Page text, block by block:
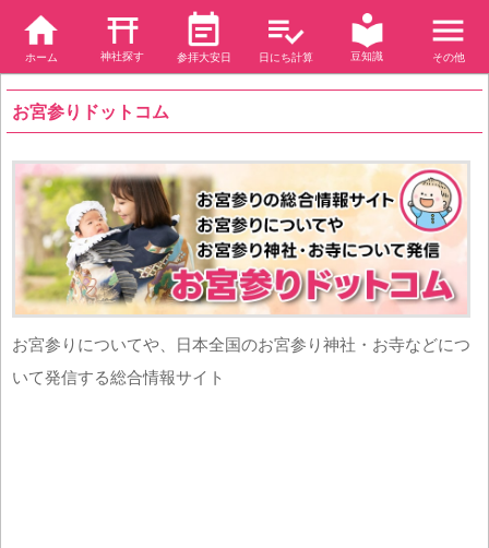
ホーム 神社探す 参拝大安日 日にち計算 豆知識 その他
お宮参りドットコム
お宮参りについてや、日本全国のお宮参り神社・お寺などにつ
いて発信する総合情報サイト